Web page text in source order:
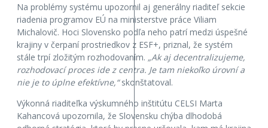
Na problémy systému upozornil aj generálny riaditeľ sekcie
riadenia programov EÚ na ministerstve práce Viliam
Michalovič. Hoci Slovensko podľa neho patrí medzi úspešné
krajiny v čerpaní prostriedkov z ESF+, priznal, že systém
stále trpí zložitým rozhodovaním. „Ak aj decentralizujeme,
rozhodovací proces ide z centra. Je tam niekoľko úrovní a
nie je to úplne efektívne,“skonštatoval.
Výkonná riaditeľka výskumného inštitútu CELSI Marta
Kahancová upozornila, že Slovensku chýba dlhodobá